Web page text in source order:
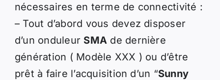
nécessaires en terme de connectivité :
– Tout d’abord vous devez disposer
d’un onduleur SMA de dernière
génération ( Modèle XXX ) ou d’être
prêt à faire l’acquisition d’un “Sunny